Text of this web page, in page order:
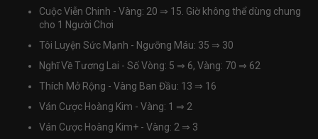
Cuộc Viễn Chinh - Vàng: 20 ⇒ 15. Giờ không thể dùng chung
cho 1 Người Chơi
Tôi Luyện Sức Mạnh - Ngưỡng Máu: 35 ⇒ 30
Nghĩ Về Tương Lai - Số Vòng: 5 ⇒ 6, Vàng: 70 ⇒ 62
Thích Mở Rộng - Vàng Ban Đầu: 13 ⇒ 16
Ván Cược Hoàng Kim - Vàng: 1 ⇒ 2
Ván Cược Hoàng Kim+ - Vàng: 2 ⇒ 3